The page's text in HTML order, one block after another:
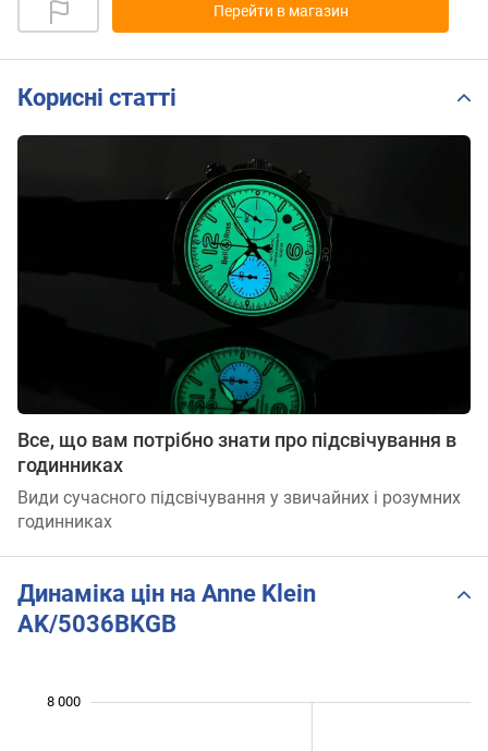
Перейти в магазин
Корисні статті
Все, що вам потрібно знати про підсвічування в
годинниках
Види сучасного підсвічування у звичайних і розумних
годинниках
Динаміка цін на Anne Klein
AK/5036BKGB
8 000